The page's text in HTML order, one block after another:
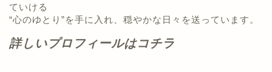
ていける
“心のゆとり”を手に入れ、穏やかな日々を送っています。
詳しいプロフィールはコチラ